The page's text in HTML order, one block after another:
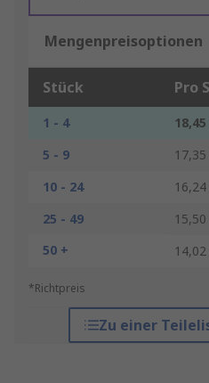
Mengenpreisoptionen
Stück Pro
1 - 4
5 - 9
10 - 24
25 - 49
50 +
*Richtpreis
Zu einer